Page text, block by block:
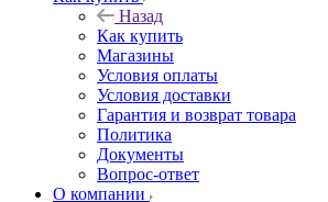
Назад
Как купить
Магазины
Условия оплаты
Условия доставки
Гарантия и возврат товара
Политика
Документы
Вопрос-ответ
О компании